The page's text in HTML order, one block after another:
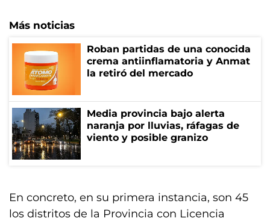
Más noticias
Roban partidas de una conocida
crema antiinflamatoria y Anmat
la retiró del mercado
Media provincia bajo alerta
naranja por lluvias, ráfagas de
viento y posible granizo
En concreto, en su primera instancia, son 45
los distritos de la Provincia con Licencia